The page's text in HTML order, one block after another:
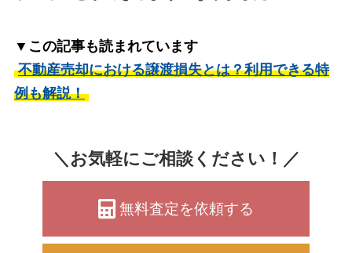
▼この記事も読まれています
不動産売却における譲渡損失とは？利用できる特
例も解説！
＼お気軽にご相談ください！／
無料査定を依頼する